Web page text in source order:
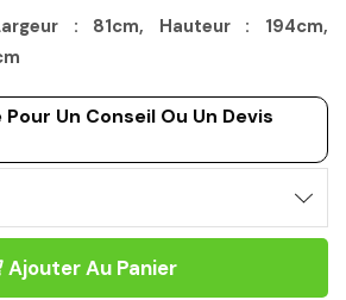
: 81cm, Hauteur : 194cm,
Un Conseil Ou Un Devis
Ajouter Au Panier